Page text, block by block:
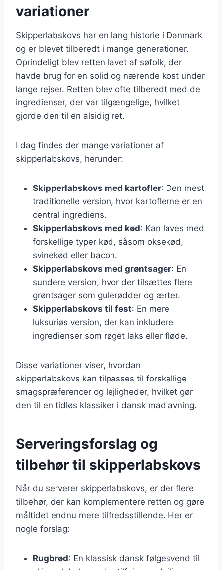
variationer
Skipperlabskovs har en lang historie i Danmark
og er blevet tilberedt i mange generationer.
Oprindeligt blev retten lavet af søfolk, der
havde brug for en solid og nærende kost under
lange rejser. Retten blev ofte tilberedt med de
ingredienser, der var tilgængelige, hvilket
gjorde den til en alsidig ret.
I dag findes der mange variationer af
skipperlabskovs, herunder:
Skipperlabskovs med kartofler: Den mest
traditionelle version, hvor kartoflerne er en
central ingrediens.
Skipperlabskovs med kød: Kan laves med
forskellige typer kød, såsom oksekød,
svinekød eller bacon.
Skipperlabskovs med grøntsager: En
sundere version, hvor der tilsættes flere
grøntsager som gulerødder og ærter.
Skipperlabskovs til fest: En mere
luksuriøs version, der kan inkludere
ingredienser som røget laks eller fløde.
Disse variationer viser, hvordan
skipperlabskovs kan tilpasses til forskellige
smagspræferencer og lejligheder, hvilket gør
den til en tidløs klassiker i dansk madlavning.
Serveringsforslag og
tilbehør til skipperlabskovs
Når du serverer skipperlabskovs, er der flere
tilbehør, der kan komplementere retten og gøre
måltidet endnu mere tilfredsstillende. Her er
nogle forslag:
Rugbrød: En klassisk dansk følgesvend til